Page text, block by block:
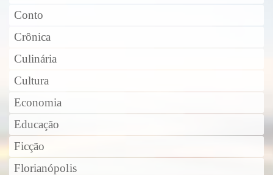
Conto
Crônica
Culinária
Cultura
Economia
Educação
Ficção
Florianópolis